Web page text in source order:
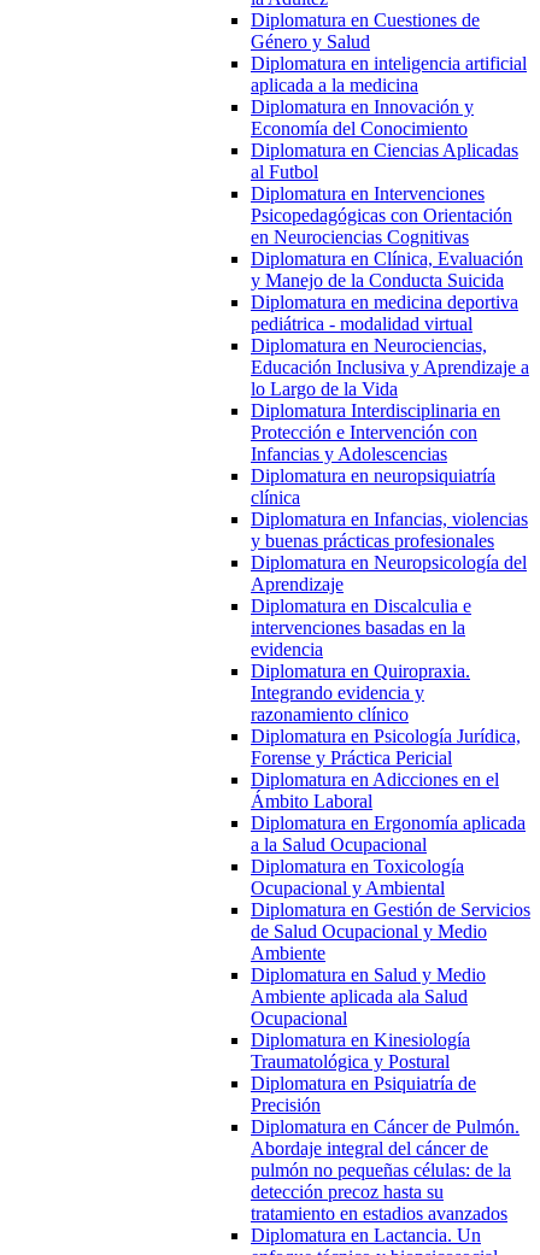
Diplomatura en Cuestiones de
Género y Salud
Diplomatura en inteligencia artificial
aplicada a la medicina
Diplomatura en Innovación y
Economía del Conocimiento
Diplomatura en Ciencias Aplicadas
al Futbol
Diplomatura en Intervenciones
Psicopedagógicas con Orientación
en Neurociencias Cognitivas
Diplomatura en Clínica, Evaluación
y Manejo de la Conducta Suicida
Diplomatura en medicina deportiva
pediátrica - modalidad virtual
Diplomatura en Neurociencias,
Educación Inclusiva y Aprendizaje a
lo Largo de la Vida
Diplomatura Interdisciplinaria en
Protección e Intervención con
Infancias y Adolescencias
Diplomatura en neuropsiquiatría
clínica
Diplomatura en Infancias, violencias
y buenas prácticas profesionales
Diplomatura en Neuropsicología del
Aprendizaje
Diplomatura en Discalculia e
intervenciones basadas en la
evidencia
Diplomatura en Quiropraxia.
Integrando evidencia y
razonamiento clínico
Diplomatura en Psicología Jurídica,
Forense y Práctica Pericial
Diplomatura en Adicciones en el
Ámbito Laboral
Diplomatura en Ergonomía aplicada
a la Salud Ocupacional
Diplomatura en Toxicología
Ocupacional y Ambiental
Diplomatura en Gestión de Servicios
de Salud Ocupacional y Medio
Ambiente
Diplomatura en Salud y Medio
Ambiente aplicada ala Salud
Ocupacional
Diplomatura en Kinesiología
Traumatológica y Postural
Diplomatura en Psiquiatría de
Precisión
Diplomatura en Cáncer de Pulmón.
Abordaje integral del cáncer de
pulmón no pequeñas células: de la
detección precoz hasta su
tratamiento en estadios avanzados
Diplomatura en Lactancia. Un